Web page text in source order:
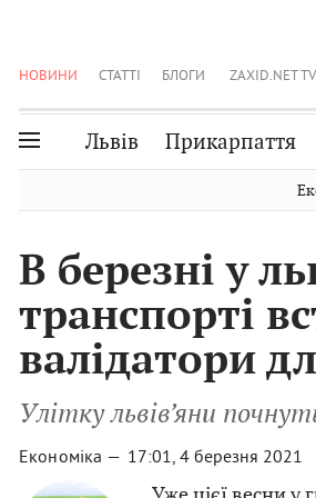
НОВИНИ СТАТТІ БЛОГИ ZAXID.NET TV
Львів Прикарпаття
Волинь
Чернівці
Шептицький
В березні у
транспорті
валідатори
Улітку львів’яни
Економіка — 17:01, 4 березня 2021